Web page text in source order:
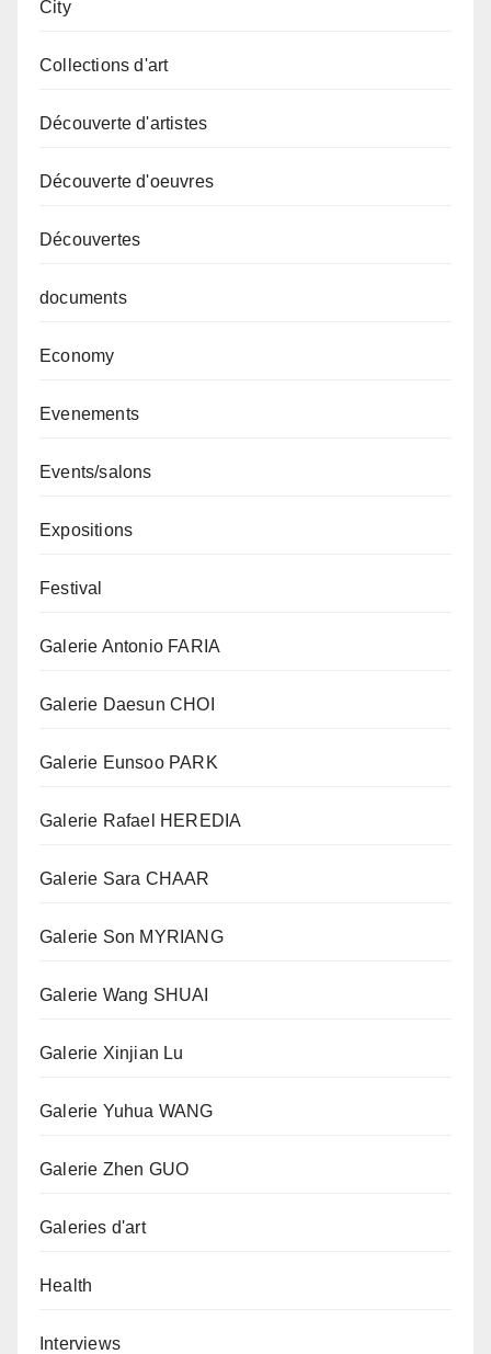
City
Collections d'art
Découverte d'artistes
Découverte d'oeuvres
Découvertes
documents
Economy
Evenements
Events/salons
Expositions
Festival
Galerie Antonio FARIA
Galerie Daesun CHOI
Galerie Eunsoo PARK
Galerie Rafael HEREDIA
Galerie Sara CHAAR
Galerie Son MYRIANG
Galerie Wang SHUAI
Galerie Xinjian Lu
Galerie Yuhua WANG
Galerie Zhen GUO
Galeries d'art
Health
Interviews